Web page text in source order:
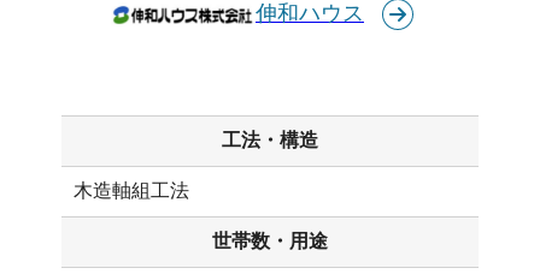
伸和ハウス
工法・構造
木造軸組工法
世帯数・用途